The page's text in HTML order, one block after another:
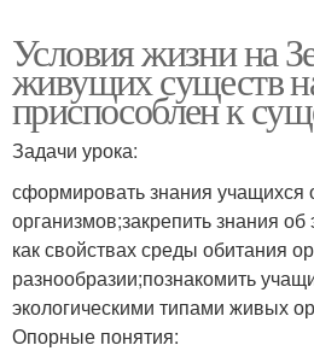
Условия жизни на
живущих существ
приспособлен к
Задачи урока:
сформировать знания учащихся
организмов;закрепить знания об
как свойствах среды обитания
разнообразии;познакомить
экологическими типами живых
Опорные понятия: